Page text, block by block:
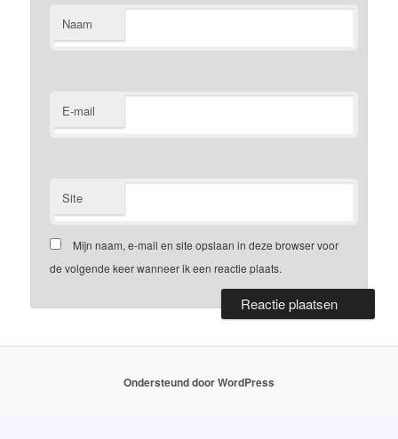
Naam
E-mail
Site
Mijn naam, e-mail en site opslaan in deze browser voor
de volgende keer wanneer ik een reactie plaats.
Ondersteund door WordPress